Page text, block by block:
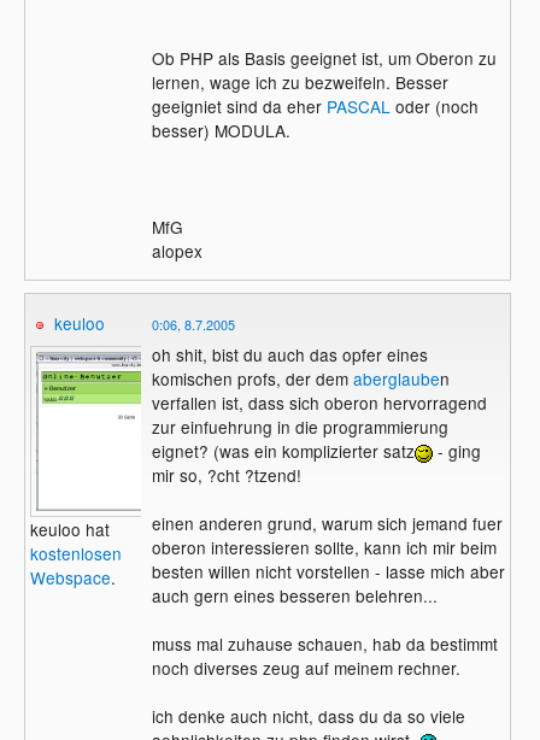
Ob PHP als Basis geeignet ist, um Oberon zu
lernen, wage ich zu bezweifeln. Besser
geeigniet sind da eher PASCAL oder (noch
besser) MODULA.
MfG
alopex
keuloo
keuloo hat
kostenlosen
Webspace.
0:06, 8.7.2005
oh shit, bist du auch das opfer eines
komischen profs, der dem aberglauben
verfallen ist, dass sich oberon hervorragend
zur einfuehrung in die programmierung
eignet? (was ein komplizierter satz
- ging
mir so, ?cht ?tzend!
einen anderen grund, warum sich jemand fuer
oberon interessieren sollte, kann ich mir beim
besten willen nicht vorstellen - lasse mich aber
auch gern eines besseren belehren...
muss mal zuhause schauen, hab da bestimmt
noch diverses zeug auf meinem rechner.
ich denke auch nicht, dass du da so viele